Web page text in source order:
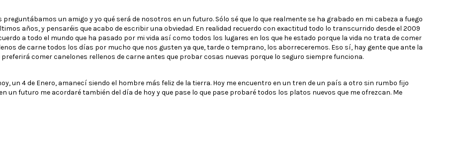
preguntábamos un amigo y yo qué será de nosotros en un futuro. Sólo sé que lo que realmente se ha grabado en mi cabeza a fuego
años, y pensaréis que acabo de escribir una obviedad. En realidad recuerdo con exactitud todo lo transcurrido desde el 2009
a todo el mundo que ha pasado por mi vida así como todos los lugares en los que he estado porque la vida no trata de comer
de carne todos los días por mucho que nos gusten ya que, tarde o temprano, los aborreceremos. Eso sí, hay gente que ante la
preferirá comer canelones rellenos de carne antes que probar cosas nuevas porque lo seguro siempre funciona.
un 4 de Enero, amanecí siendo el hombre más feliz de la tierra. Hoy me encuentro en un tren de un país a otro sin rumbo fijo
un futuro me acordaré también del día de hoy y que pase lo que pase probaré todos los platos nuevos que me ofrezcan. Me